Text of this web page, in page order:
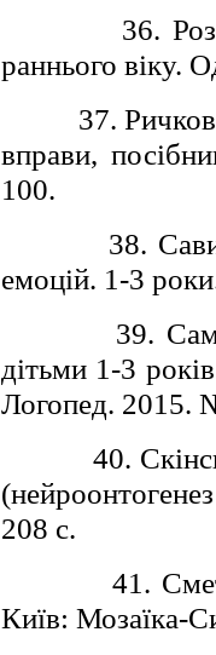
36.
раннього віку.
37.
вправи,
100.
38.
емоцій. 1-3
39.
дітьми 1-3
Логопед. 2015.
40.
208 с.
41.
Київ: Мозаїка-